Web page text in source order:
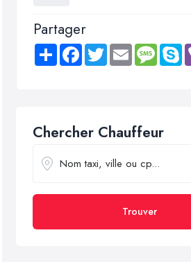
Partager
Share FacebookTwitter Email Message
Chercher Chauffeur
Trouver